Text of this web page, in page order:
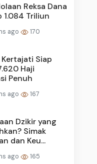
Reksa Dana
1.084 Triliun
ago 170
Siap
Haji
Penuh
ago 167
Dzikir yang
Simak
dan Keu...
ago 165